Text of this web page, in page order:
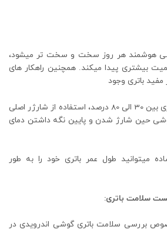
هوشمند هر روز سخت و سخت تر میشود،
بیشتری پیدا میکند. همچنین راهکار های
مفید باتری وجود
مانند نگه داشتن شارژ باتری بین 30 الی 80 درصد، استفاده از شارژر اصلی
حین شارژ شدن و پایین نگه داشتن دمای
میتوانید طول عمر باتری خود را به طور
تست سلامت باتری:
بررسی سلامت باتری گوشی اندرویدی در